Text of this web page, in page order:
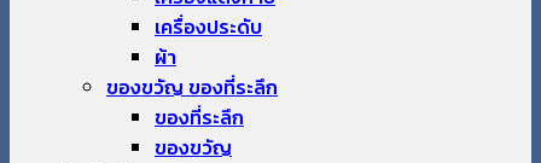
เครื่องประดับ
ผ้า
ของขวัญ ของที่ระลึก
ของที่ระลึก
ของขวัญ